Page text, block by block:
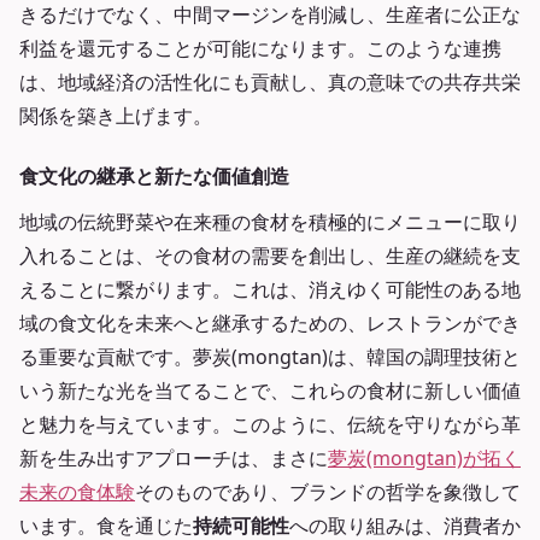
きるだけでなく、中間マージンを削減し、生産者に公正な
利益を還元することが可能になります。このような連携
は、地域経済の活性化にも貢献し、真の意味での共存共栄
関係を築き上げます。
食文化の継承と新たな価値創造
地域の伝統野菜や在来種の食材を積極的にメニューに取り
入れることは、その食材の需要を創出し、生産の継続を支
えることに繋がります。これは、消えゆく可能性のある地
域の食文化を未来へと継承するための、レストランができ
る重要な貢献です。夢炭(mongtan)は、韓国の調理技術と
いう新たな光を当てることで、これらの食材に新しい価値
と魅力を与えています。このように、伝統を守りながら革
新を生み出すアプローチは、まさに夢炭(mongtan)が拓く
未来の食体験そのものであり、ブランドの哲学を象徴して
います。食を通じた持続可能性への取り組みは、消費者か